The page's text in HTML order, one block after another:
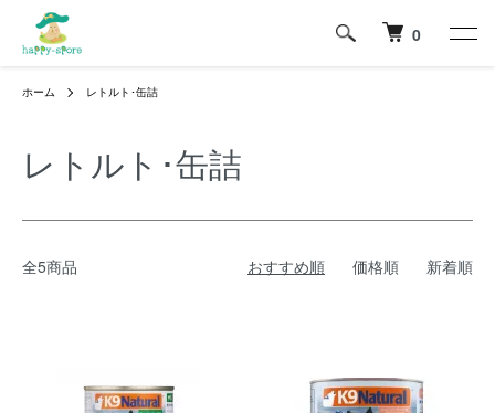
0
ホーム レトルト･缶詰
レトルト･缶詰
全5商品 おすすめ順 価格順 新着順